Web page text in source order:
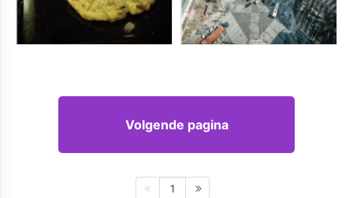
Volgende pagina
1